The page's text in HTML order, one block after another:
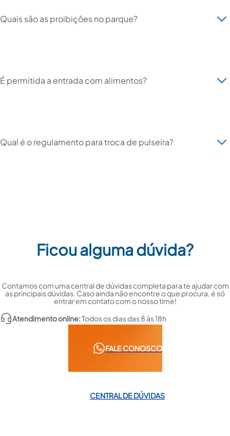
Quais são as proibições no parque?
É permitida a entrada com alimentos?
Qual é o regulamento para troca de pulseira?
Ficou alguma dúvida?
Contamos com uma central de dúvidas completa para te ajudar com
as principais dúvidas. Caso ainda não encontre o que procura, é só
entrar em contato com o nosso time!
Atendimento online:Todos os dias das 8 às 18h
FALE CONOSCO
CENTRAL DE DÚVIDAS